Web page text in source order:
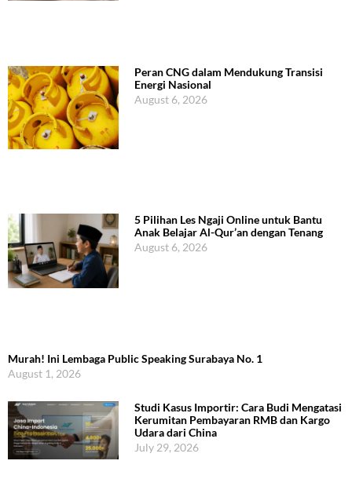
Peran CNG dalam Mendukung Transisi
Energi Nasional
August 6, 2026
5 Pilihan Les Ngaji Online untuk Bantu
Anak Belajar Al-Qur’an dengan Tenang
August 6, 2026
Murah! Ini Lembaga Public Speaking Surabaya No. 1
August 1, 2026
Studi Kasus Importir: Cara Budi Mengatasi
Kerumitan Pembayaran RMB dan Kargo
Udara dari China
July 29, 2026